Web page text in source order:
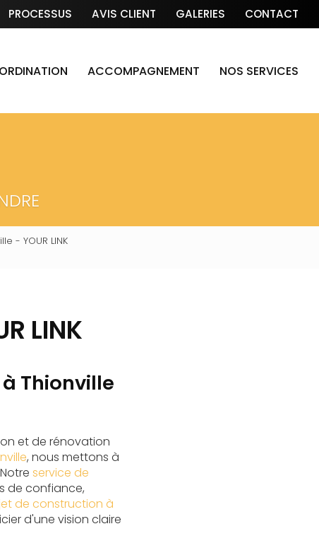
PROCESSUS AVIS CLIENT GALERIES CONTACT
ACCOMPAGNEMENT NOS SERVICES
- YOUR LINK
LINK
Thionville
et de rénovation
, nous mettons à
service de
de confiance,
de construction à
d'une vision claire